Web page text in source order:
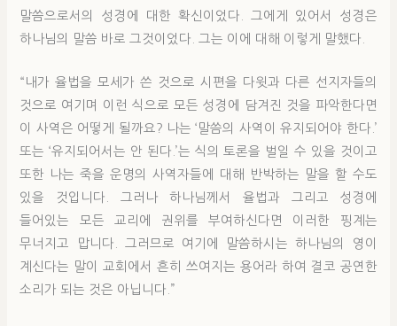
말씀으로서의 성경에 대한 확신이었다. 그에게 있어서 성경은
하나님의 말씀 바로 그것이었다. 그는 이에 대해 이렇게 말했다.
“내가 율법을 모세가 쓴 것으로 시편을 다윗과 다른 선지자들의
것으로 여기며 이런 식으로 모든 성경에 담겨진 것을 파악한다면
이 사역은 어떻게 될까요? 나는 ‘말씀의 사역이 유지되어야 한다.’
또는 ‘유지되어서는 안 된다.’는 식의 토론을 벌일 수 있을 것이고
또한 나는 죽을 운명의 사역자들에 대해 반박하는 말을 할 수도
있을 것입니다. 그러나 하나님께서 율법과 그리고 성경에
들어있는 모든 교리에 권위를 부여하신다면 이러한 핑계는
무너지고 맙니다. 그러므로 여기에 말씀하시는 하나님의 영이
계신다는 말이 교회에서 흔히 쓰여지는 용어라 하여 결코 공연한
소리가 되는 것은 아닙니다.”